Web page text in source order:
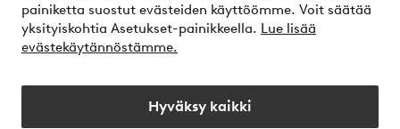
painiketta suostut evästeiden käyttöömme. Voit säätää
yksityiskohtia Asetukset-painikkeella. Lue lisää
evästekäytännöstämme.
Hyväksy kaikki